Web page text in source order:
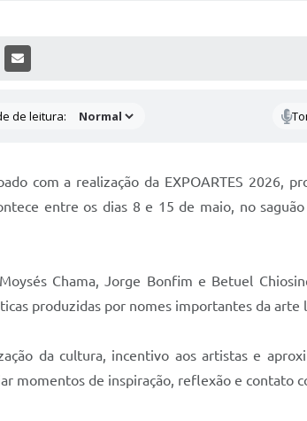
OUTRAS MÍDIAS
de leitura:
com a realização da EXPOARTES 2026,
entre os dias 8 e 15 de maio, no
Chama, Jorge Bonfim e Betuel
produzidas por nomes importantes da arte
da cultura, incentivo aos artistas e
momentos de inspiração, reflexão e contato